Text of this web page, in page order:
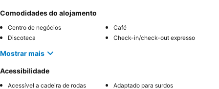
Comodidades do alojamento
Centro de negócios
Café
Discoteca
Check-in/check-out expresso
Mostrar mais
Acessibilidade
Acessível a cadeira de rodas Adaptado para surdos